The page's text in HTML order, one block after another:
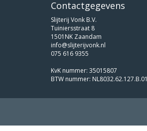
Contactgegevens
Slijterij Vonk B.V.
Tuiniersstraat 8
1501NK Zaandam
info@slijterijvonk.nl
075 616 9355
KvK nummer: 35015807
BTW nummer: NL8032.62.127.B.01